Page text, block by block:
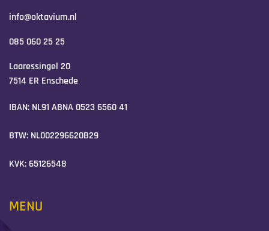
info@oktavium.nl
085 060 25 25
Laaressingel 20
7514 ER Enschede
IBAN: NL91 ABNA 0523 6560 41
BTW: NL002296620B29
KVK: 65126548
MENU